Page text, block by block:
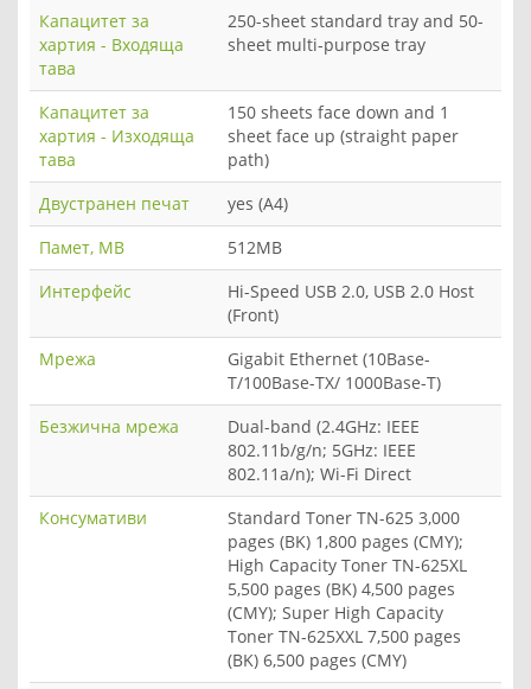
Капацитет за
хартия - Входяща
тава
250-sheet standard tray and 50-
sheet multi-purpose tray
Капацитет за
хартия - Изходяща
тава
150 sheets face down and 1
sheet face up (straight paper
path)
Двустранен печат
yes (A4)
Памет, MB
512MB
Интерфейс
Hi-Speed USB 2.0, USB 2.0 Host
(Front)
Мрежа
Gigabit Ethernet (10Base-
T/100Base-TX/ 1000Base-T)
Безжична мрежа
Dual-band (2.4GHz: IEEE
802.11b/g/n; 5GHz: IEEE
802.11a/n); Wi-Fi Direct
Консумативи
Standard Toner TN-625 3,000
pages (BK) 1,800 pages (CMY);
High Capacity Toner TN-625XL
5,500 pages (BK) 4,500 pages
(CMY); Super High Capacity
Toner TN-625XXL 7,500 pages
(BK) 6,500 pages (CMY)